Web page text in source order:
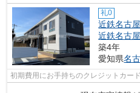
礼0
近鉄名古
近鉄名古
築4年
愛知県名
初期費用にお手持ちのクレジットカー